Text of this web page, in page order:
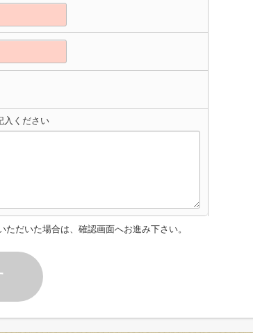
入ください
だいた場合は、確認画面へお進み下さい。